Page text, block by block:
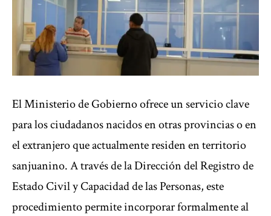
El Ministerio de Gobierno ofrece un servicio clave
para los ciudadanos nacidos en otras provincias o en
el extranjero que actualmente residen en territorio
sanjuanino. A través de la Dirección del Registro de
Estado Civil y Capacidad de las Personas, este
procedimiento permite incorporar formalmente al